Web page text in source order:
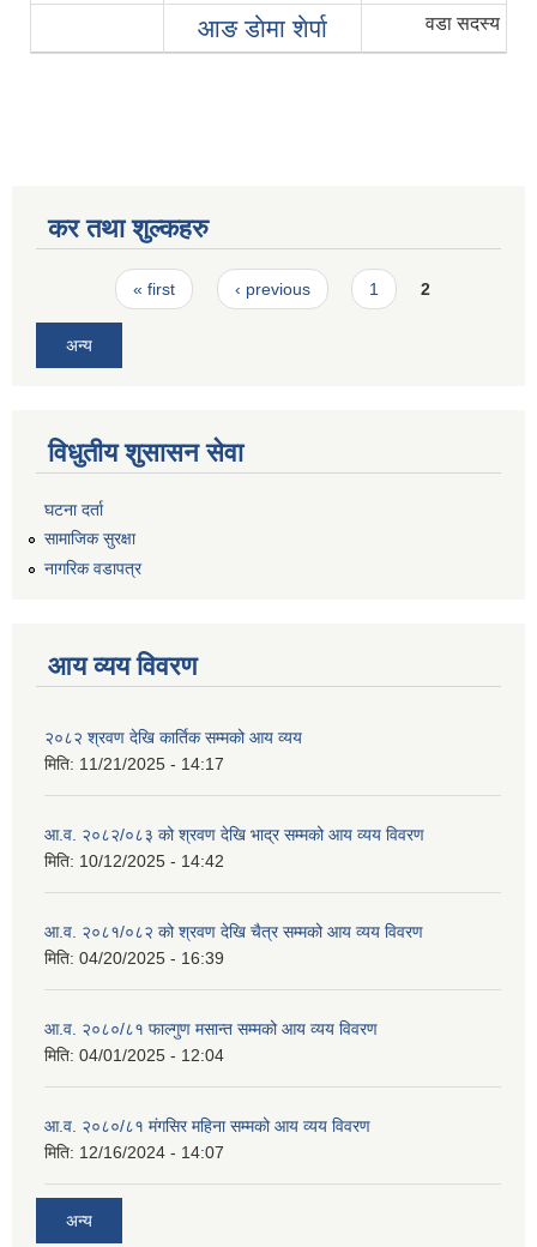
आङ डाेमा शेर्पा वडा सदस्य
कर तथा शुल्कहरु
Pages« first ‹ previous 1 2
अन्य
विधुतीय शुसासन सेवा
घटना दर्ता
सामाजिक सुरक्षा
नागरिक वडापत्र
आय व्यय विवरण
२०८२ श्रवण देखि कार्तिक सम्मको आय व्यय
मिति: 11/21/2025 - 14:17
आ.व. २०८२/०८३ को श्रवण देखि भाद्र सम्मको आय व्यय विवरण
मिति: 10/12/2025 - 14:42
आ.व. २०८१/०८२ को श्रवण देखि चैत्र सम्मको आय व्यय विवरण
मिति: 04/20/2025 - 16:39
आ.व. २०८०/८१ फाल्गुण मसान्त सम्मको आय व्यय विवरण
मिति: 04/01/2025 - 12:04
आ.व. २०८०/८१ मंगसिर महिना सम्मको आय व्यय विवरण
मिति: 12/16/2024 - 14:07
अन्य